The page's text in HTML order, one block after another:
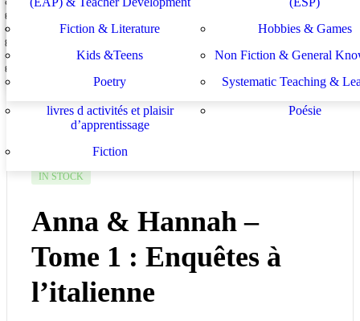
Le français pour des objectifs
LE irréel et les
développement de l enseignant
apprentissage
livres d activités et plaisir
d’apprentissage
Poésie
Fiction
Fiction & Literature
Hobbies & Games
Kids &Teens
Non Fiction & General
Poetry
Systematic Teaching &
Anna & Hannah – Tome 1 : Enquêtes à l’italienne
nouveautésAnna & Hannah – Tome 1 : Enquêtes à l’italienne
IN STOCK
Anna & Hannah –
Tome 1 : Enquêtes à
l’italienne